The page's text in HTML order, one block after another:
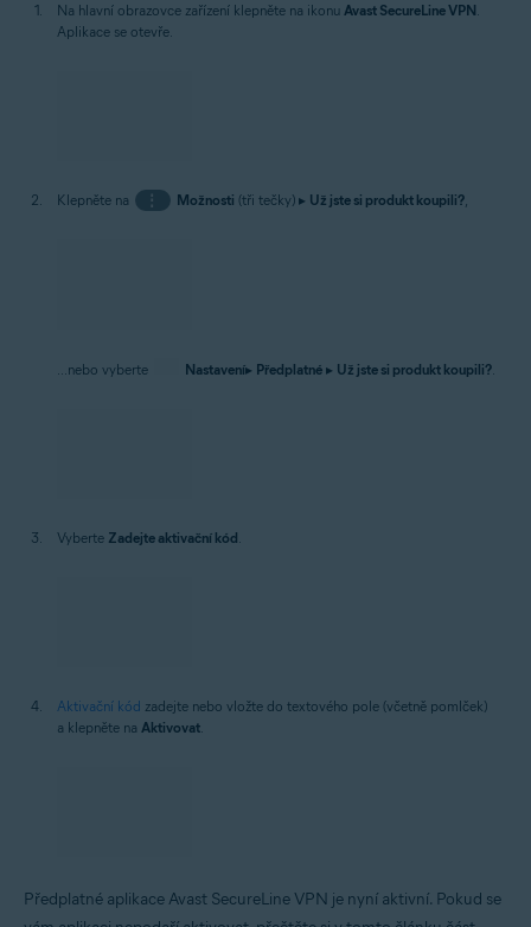
Na hlavní obrazovce zařízení klepněte na ikonu Avast SecureLine VPN.
Aplikace se otevře.
Klepněte na ⋮ Možnosti (tři tečky) ▸ Už jste si produkt koupili?,
...nebo vyberte Nastavení▸ Předplatné ▸ Už jste si produkt koupili?.
Vyberte Zadejte aktivační kód.
Aktivační kód zadejte nebo vložte do textového pole (včetně pomlček)
a klepněte na Aktivovat.
Předplatné aplikace Avast SecureLine VPN je nyní aktivní. Pokud se